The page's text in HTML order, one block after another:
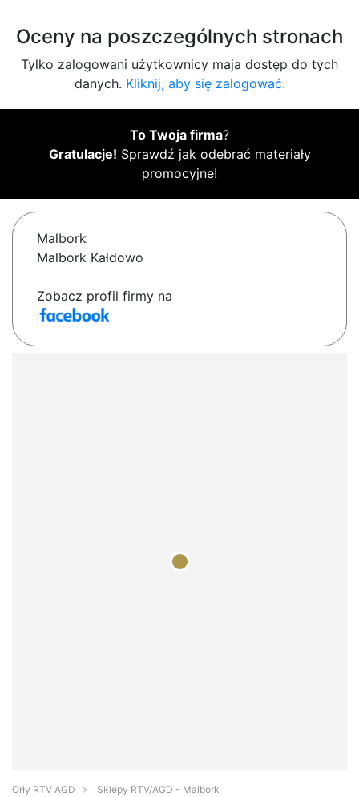
Oceny na poszczególnych stronach
Tylko zalogowani użytkownicy maja dostęp do tych
danych. Kliknij, aby się zalogować.
To Twoja firma?
Gratulacje! Sprawdź jak odebrać materiały
promocyjne!
Malbork
Malbork Kałdowo
Zobacz profil firmy na
Orły RTV AGD
Sklepy RTV/AGD - Malbork